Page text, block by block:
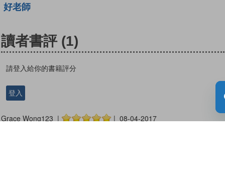
好老師
讀者書評 (1)
請登入給你的書籍評分
登入
Grace Wong123 | | 08-04-2017